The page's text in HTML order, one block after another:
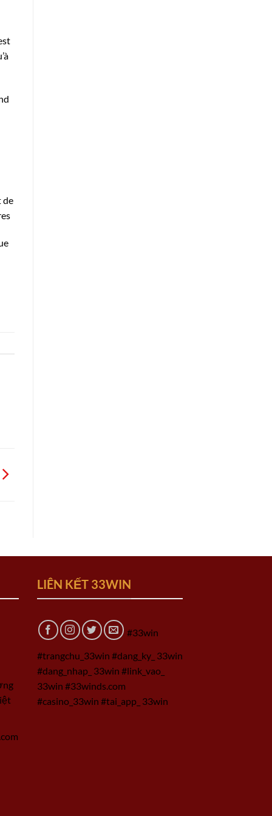
de
LIÊN KẾT 33WIN
#33win
#trangchu_33win #dang_ky_ 33win
#dang_nhap_ 33win #link_vao_
33win #33winds.com
#casino_33win #tai_app_ 33win